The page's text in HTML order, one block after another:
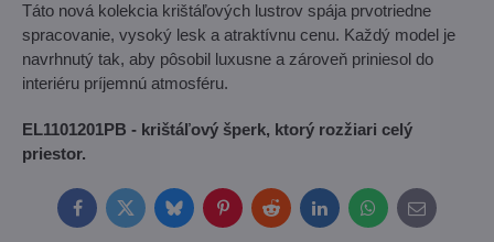
Táto nová kolekcia krištáľových lustrov spája prvotriedne
spracovanie, vysoký lesk a atraktívnu cenu. Každý model je
navrhnutý tak, aby pôsobil luxusne a zároveň priniesol do
interiéru príjemnú atmosféru.
EL1101201PB - krištáľový šperk, ktorý rozžiari celý
priestor.
FacebookTwitterBlueskyPinterestRedditLinkedInWhatsApp
E-
mail